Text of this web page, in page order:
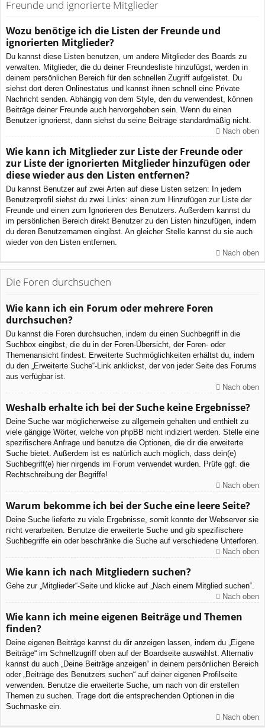
Freunde und ignorierte Mitglieder
Wozu benötige ich die Listen der Freunde und
ignorierten Mitglieder?
Du kannst diese Listen benutzen, um andere Mitglieder des Boards zu
verwalten. Mitglieder, die du deiner Freundesliste hinzufügst, werden in
deinem persönlichen Bereich für den schnellen Zugriff aufgelistet. Du
siehst dort deren Onlinestatus und kannst ihnen schnell eine Private
Nachricht senden. Abhängig von dem Style, den du verwendest, können
Beiträge deiner Freunde auch hervorgehoben sein. Wenn du einen
Benutzer ignorierst, dann siehst du seine Beiträge standardmäßig nicht.
Nach oben
Wie kann ich Mitglieder zur Liste der Freunde oder
zur Liste der ignorierten Mitglieder hinzufügen oder
diese wieder aus den Listen entfernen?
Du kannst Benutzer auf zwei Arten auf diese Listen setzen: In jedem
Benutzerprofil siehst du zwei Links: einen zum Hinzufügen zur Liste der
Freunde und einen zum Ignorieren des Benutzers. Außerdem kannst du
im persönlichen Bereich direkt Benutzer zu den Listen hinzufügen, indem
du deren Benutzernamen eingibst. An gleicher Stelle kannst du sie auch
wieder von den Listen entfernen.
Nach oben
Die Foren durchsuchen
Wie kann ich ein Forum oder mehrere Foren
durchsuchen?
Du kannst die Foren durchsuchen, indem du einen Suchbegriff in die
Suchbox eingibst, die du in der Foren-Übersicht, der Foren- oder
Themenansicht findest. Erweiterte Suchmöglichkeiten erhältst du, indem
du den „Erweiterte Suche“-Link anklickst, der von jeder Seite des Forums
aus verfügbar ist.
Nach oben
Weshalb erhalte ich bei der Suche keine Ergebnisse?
Deine Suche war möglicherweise zu allgemein gehalten und enthielt zu
viele gängige Wörter, welche von phpBB nicht indiziert werden. Stelle eine
spezifischere Anfrage und benutze die Optionen, die dir die erweiterte
Suche bietet. Außerdem ist es natürlich auch möglich, dass dein(e)
Suchbegriff(e) hier nirgends im Forum verwendet wurden. Prüfe ggf. die
Rechtschreibung der Begriffe!
Nach oben
Warum bekomme ich bei der Suche eine leere Seite?
Deine Suche lieferte zu viele Ergebnisse, somit konnte der Webserver sie
nicht verarbeiten. Benutze die erweiterte Suche und gib spezifischere
Suchbegriffe ein oder beschränke die Suche auf verschiedene Unterforen.
Nach oben
Wie kann ich nach Mitgliedern suchen?
Gehe zur „Mitglieder“-Seite und klicke auf „Nach einem Mitglied suchen“.
Nach oben
Wie kann ich meine eigenen Beiträge und Themen
finden?
Deine eigenen Beiträge kannst du dir anzeigen lassen, indem du „Eigene
Beiträge“ im Schnellzugriff oben auf der Boardseite auswählst. Alternativ
kannst du auch „Deine Beiträge anzeigen“ in deinem persönlichen Bereich
oder „Beiträge des Benutzers suchen“ auf deiner eigenen Profilseite
verwenden. Benutze die erweiterte Suche, um nach von dir erstellen
Themen zu suchen. Trage dort die entsprechenden Optionen in die
Suchmaske ein.
Nach oben